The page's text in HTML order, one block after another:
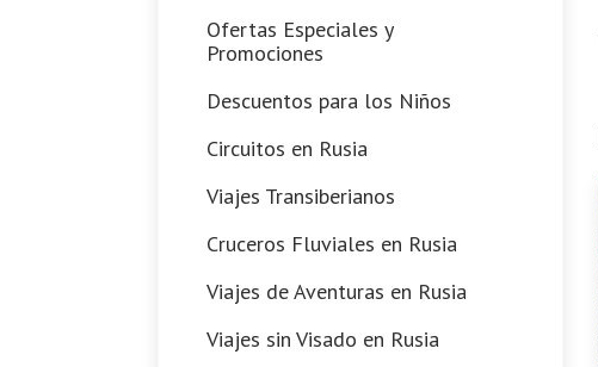
Ofertas Especiales y
Promociones
Descuentos para los Niños
Circuitos en Rusia
Viajes Transiberianos
Cruceros Fluviales en Rusia
Viajes de Aventuras en Rusia
Viajes sin Visado en Rusia